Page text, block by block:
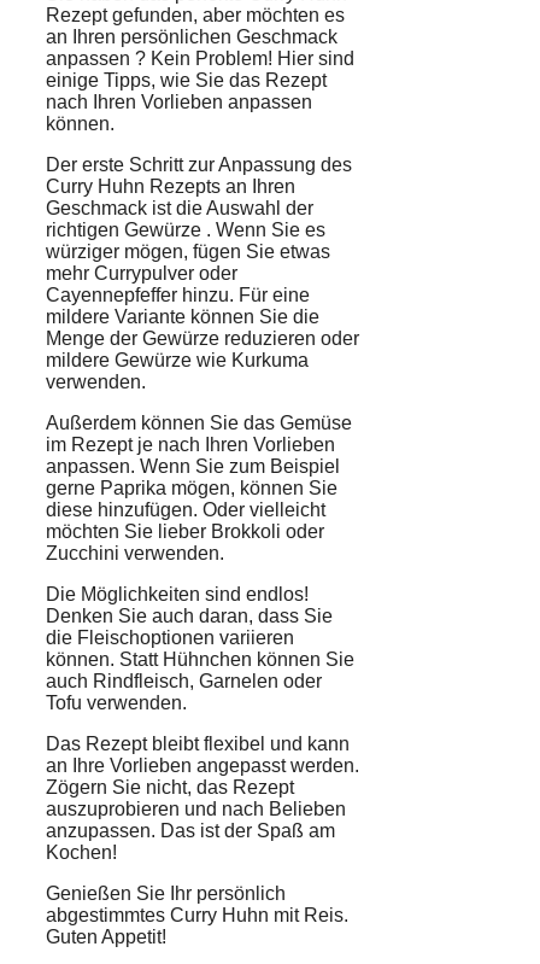
Rezeptgefunden, aber möchten es
an Ihren persönlichen Geschmack
anpassen ? Kein Problem! Hier sind
einige Tipps, wie Sie das Rezept
nach Ihren Vorlieben anpassen
können.
Der erste Schritt zur Anpassung des
Curry Huhn Rezepts an Ihren
Geschmack ist die Auswahl der
richtigen Gewürze . Wenn Sie es
würziger mögen, fügen Sie etwas
mehr Currypulver oder
Cayennepfeffer hinzu. Für eine
mildere Variante können Sie die
Menge der Gewürze reduzieren oder
mildere Gewürze wie Kurkuma
verwenden.
Außerdem können Sie das Gemüse
im Rezept je nach Ihren Vorlieben
anpassen. Wenn Sie zum Beispiel
gerne Paprika mögen, können Sie
diese hinzufügen. Oder vielleicht
möchten Sie lieber Brokkoli oder
Zucchini verwenden.
Die Möglichkeiten sind endlos!
Denken Sie auch daran, dass Sie
die Fleischoptionen variieren
können. Statt Hühnchen können Sie
auch Rindfleisch, Garnelen oder
Tofu verwenden.
Das Rezept bleibt flexibel und kann
an Ihre Vorlieben angepasst werden.
Zögern Sie nicht, das Rezept
auszuprobieren und nach Belieben
anzupassen. Das ist der Spaß am
Kochen!
Genießen Sie Ihr persönlich
abgestimmtes Curry Huhn mit Reis.
Guten Appetit!